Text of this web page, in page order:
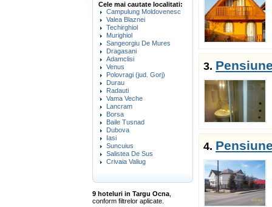
Cele mai cautate localitati:
Campulung Moldovenesc
Valea Blaznei
Techirghiol
Murighiol
Sangeorgiu De Mures
Dragasani
Adamclisi
Venus
Polovragi (jud. Gorj)
Durau
Radauti
Vama Veche
Lancram
Borsa
Baile Tusnad
Dubova
Iasi
Suncuius
Salistea De Sus
Crivaia Valiug
9 hoteluri in Targu Ocna
conform filtrelor aplicate.
3.
4.